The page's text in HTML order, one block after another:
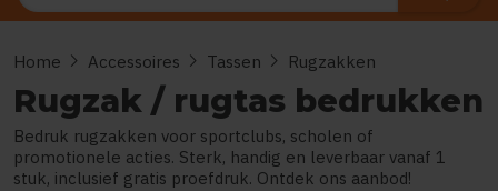
Home chevron_right Accessoires chevron_right Tassen chevron_right Rugzakken
Rugzak / rugtas bedrukken
Bedruk rugzakken voor sportclubs, scholen of
promotionele acties. Sterk, handig en leverbaar vanaf 1
stuk, inclusief gratis proefdruk. Ontdek ons aanbod!